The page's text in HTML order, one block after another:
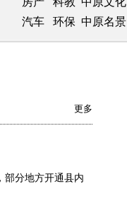
汽车 环保 中原名景
更多
分地方开通县内